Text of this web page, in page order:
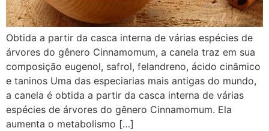
Obtida a partir da casca interna de várias espécies de
árvores do gênero Cinnamomum, a canela traz em sua
composição eugenol, safrol, felandreno, ácido cinâmico
e taninos Uma das especiarias mais antigas do mundo,
a canela é obtida a partir da casca interna de várias
espécies de árvores do gênero Cinnamomum. Ela
aumenta o metabolismo […]